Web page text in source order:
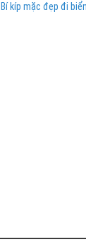
Bí kíp mặc đẹp đi